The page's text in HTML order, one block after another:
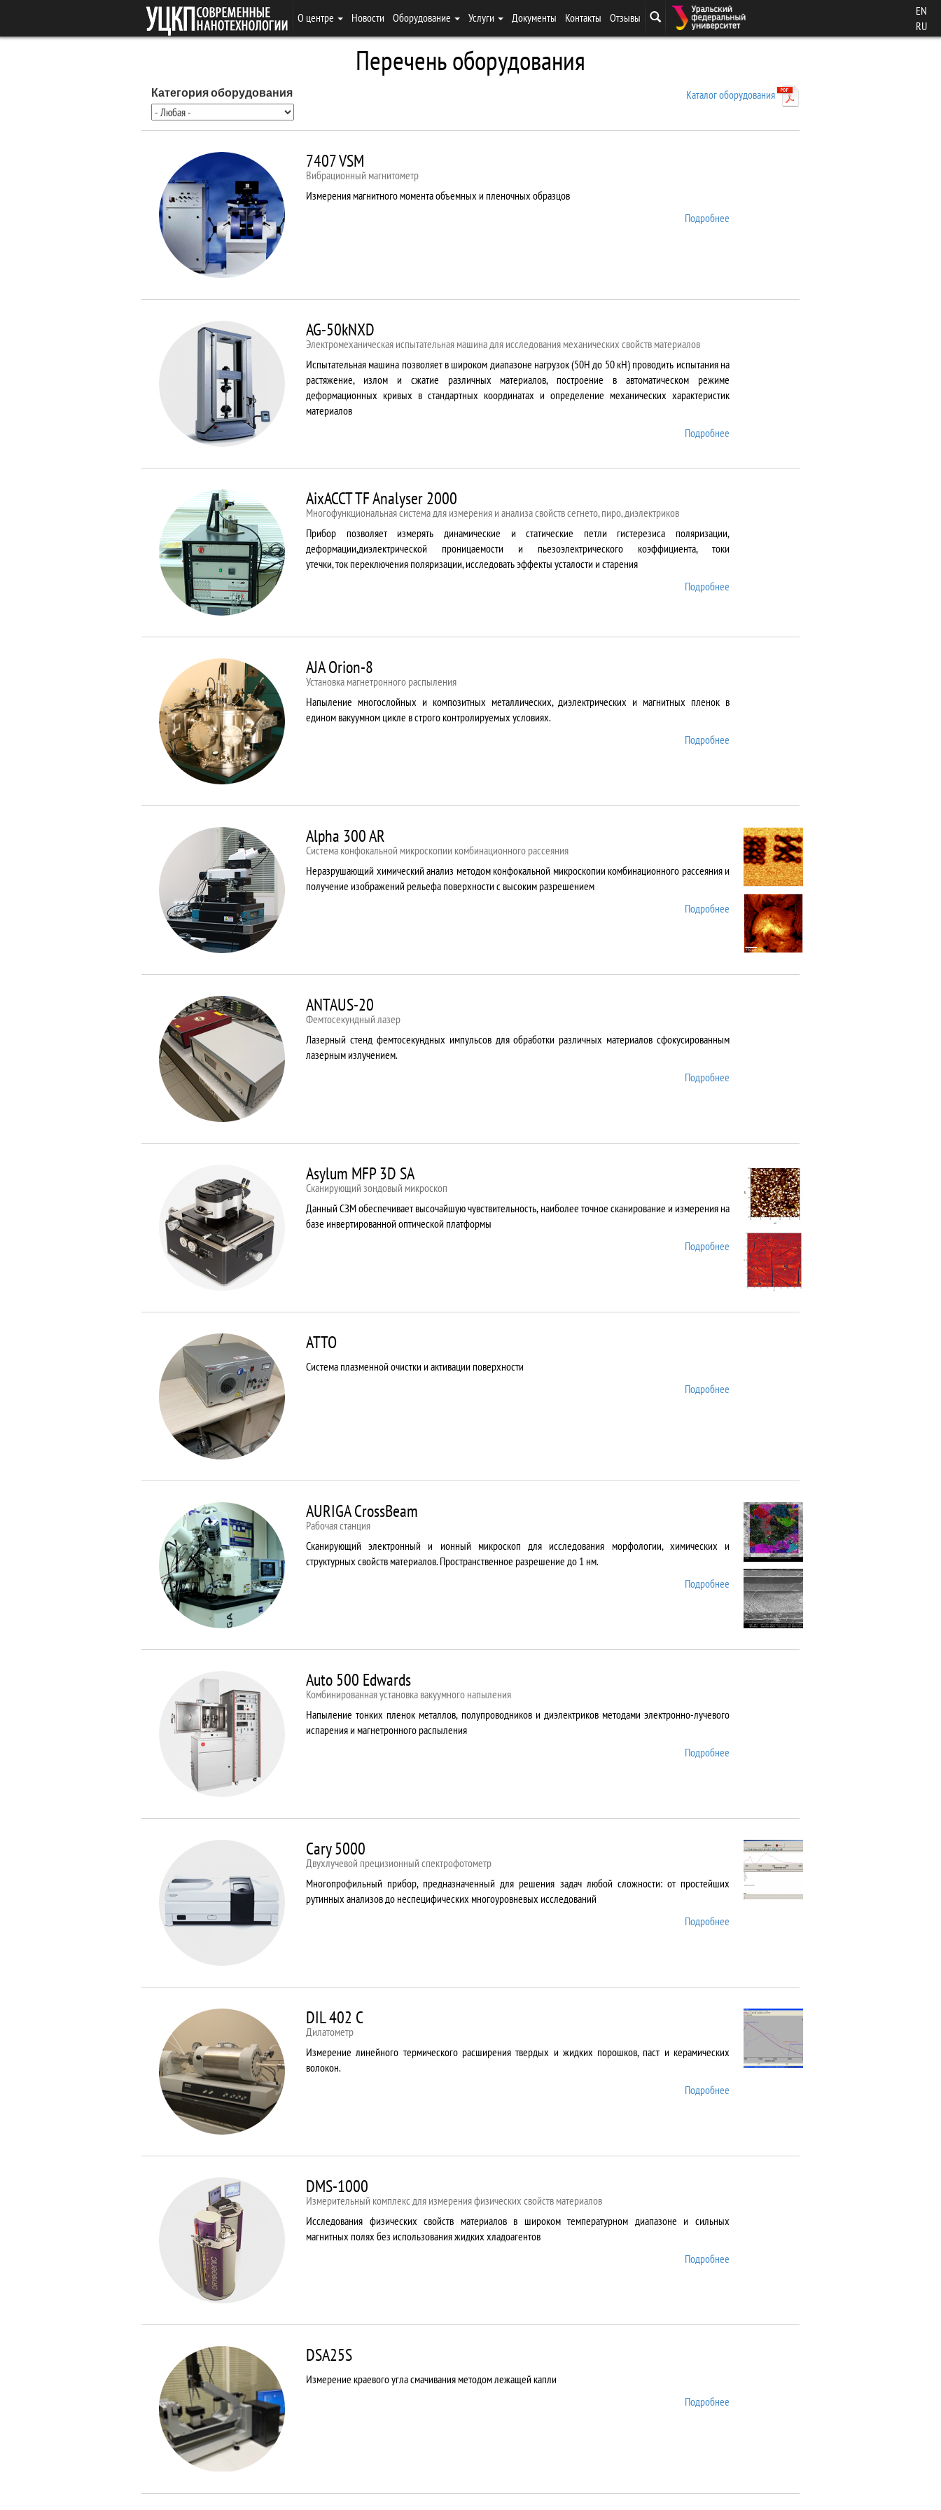
О центре Новости Оборудование Услуги Документы Контакты Отзывы
EN
RU
Перечень оборудования
Каталог оборудования
Категория оборудования
7407 VSM
Вибрационный магнитометр
Измерения магнитного момента объемных и пленочных образцов
Подробнее
AG-50kNXD
Электромеханическая испытательная машина для исследования механических свойств материалов
Испытательная машина позволяет в широком диапазоне нагрузок (50Н до 50 кН) проводить испытания на
растяжение, излом и сжатие различных материалов, построение в автоматическом режиме
деформационных кривых в стандартных координатах и определение механических характеристик
материалов
Подробнее
AixACCT TF Analyser 2000
Многофункциональная система для измерения и анализа свойств сегнето, пиро, диэлектриков
Прибор позволяет измерять динамические и статические петли гистерезиса поляризации,
деформации,диэлектрической проницаемости и пьезоэлектрического коэффициента, токи
утечки, ток переключения поляризации, исследовать эффекты усталости и старения
Подробнее
AJA Orion-8
Установка магнетронного распыления
Напыление многослойных и композитных металлических, диэлектрических и магнитных пленок в
едином вакуумном цикле в строго контролируемых условиях.
Подробнее
Alpha 300 AR
Система конфокальной микроскопии комбинационного рассеяния
Неразрушающий химический анализ методом конфокальной микроскопии комбинационного рассеяния и
получение изображений рельефа поверхности с высоким разрешением
Подробнее о Alpha 300 AR
ANTAUS-20
Фемтосекундный лазер
Лазерный стенд фемтосекундных импульсов для обработки различных материалов сфокусированным
лазерным излучением.
Подробнее
Asylum MFP 3D SA
Сканирующий зондовый микроскоп
Данный СЗМ обеспечивает высочайшую чувствительность, наиболее точное сканирование и измерения на
базе инвертированной оптической платформы
Подробнее о Asylum MFP 3D SA
ATTO
Система плазменной очистки и активации поверхности
Подробнее
AURIGA CrossBeam
Рабочая станция
Сканирующий электронный и ионный микроскоп для исследования морфологии, химических и
структурных свойств материалов. Пространственное разрешение до 1 нм.
Подробнее о AURIGA CrossBeam
Auto 500 Edwards
Комбинированная установка вакуумного напыления
Напыление тонких пленок металлов, полупроводников и диэлектриков методами электронно-лучевого
испарения и магнетронного распыления
Подробнее
Cary 5000
Двухлучевой прецизионный спектрофотометр
Многопрофильный прибор, предназначенный для решения задач любой сложности: от простейших
рутинных анализов до неспецифических многоуровневых исследований
Подробнее
DIL 402 C
Дилатометр
Измерение линейного термического расширения твердых и жидких порошков, паст и керамических
волокон.
Подробнее
DMS-1000
Измерительный комплекс для измерения физических свойств материалов
Исследования физических свойств материалов в широком температурном диапазоне и сильных
магнитных полях без использования жидких хладоагентов
Подробнее
DSA25S
Измерение краевого угла смачивания методом лежащей капли
Подробнее